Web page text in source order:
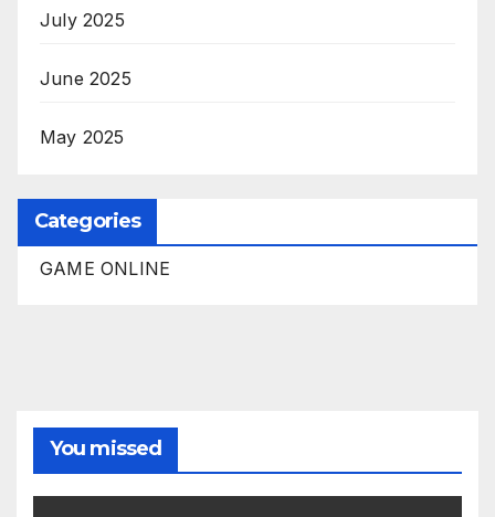
July 2025
June 2025
May 2025
Categories
GAME ONLINE
You missed